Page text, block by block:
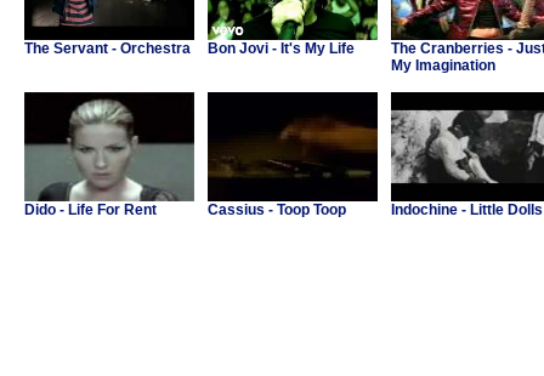
The Servant - Orchestra Bon Jovi - It's My Life
The Cranberries -
My Imagination
Dido - Life For Rent Cassius - Toop Toop Indochine - Little Dolls